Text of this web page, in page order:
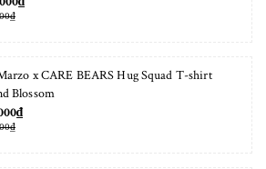
x CARE BEARS Hug Squad T-shirt
Blossom